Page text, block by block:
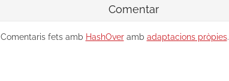
Comentaris fets amb HashOveramb adaptacions pròpies.